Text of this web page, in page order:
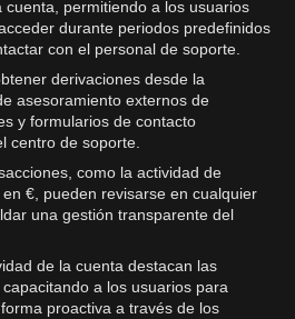
cuenta, permitiendo a los usuarios
durante periodos predefinidos
con el personal de soporte.
derivaciones desde la
asesoramiento externos de
y formularios de contacto
centro de soporte.
como la actividad de
€, pueden revisarse en cualquier
una gestión transparente del
de la cuenta destacan las
a los usuarios para
proactiva a través de los